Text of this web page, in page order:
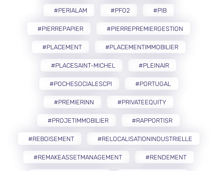
#PERIALAM #PFO2 #PIB
#PIERREPAPIER #PIERREPREMIERGESTION
#PLACEMENT #PLACEMENTIMMOBILIER
#PLACESAINT-MICHEL #PLEINAIR
#POCHESOCIALESCPI #PORTUGAL
#PREMIERINN #PRIVATEEQUITY
#PROJETIMMOBILIER #RAPPORTISR
#REBOISEMENT #RELOCALISATIONINDUSTRIELLE
#REMAKEASSETMANAGEMENT #RENDEMENT